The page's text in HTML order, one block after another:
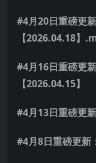
#4月20日重磅更
【2026.04.18】
#4月16日重磅更
【2026.04.15】
#4月13日重磅更
#4月8日重磅更新